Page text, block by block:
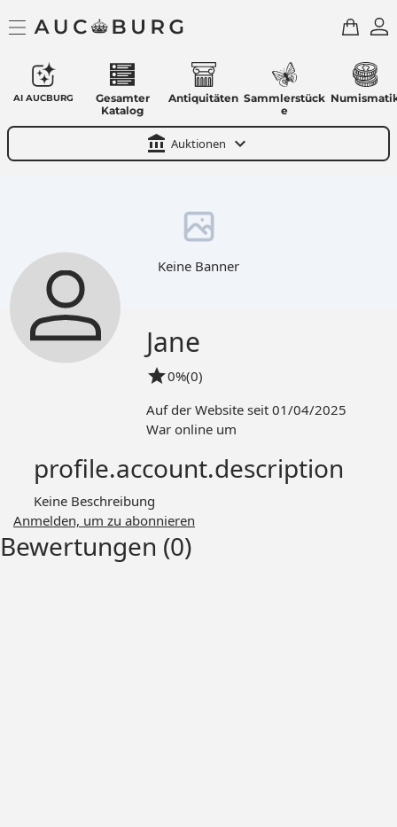
AI AUCBURG
Gesamter
Katalog
Antiquitäten Sammlerstück
e
account_balance Auktionen expand_more
Keine Banner
Jane
star0%(0)
Auf der Website seit 01/04/2025
War online um
profile.account.description
Keine Beschreibung
Anmelden, um zu abonnieren
Bewertungen (0)